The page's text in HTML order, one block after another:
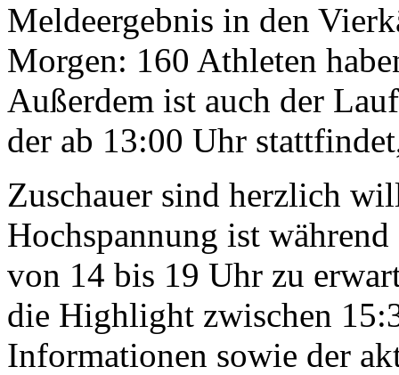
Meldeergebnis in den
Morgen: 160 Athleten
Außerdem ist auch der
der ab 13:00 Uhr
Zuschauer sind herzlich
Hochspannung ist
von 14 bis 19 Uhr zu
die Highlight zwischen
Informationen sowie der